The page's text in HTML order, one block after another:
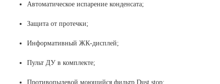
Автоматическое испарение конденсата;
Защита от протечки;
Информативный ЖК-дисплей;
Пульт ДУ в комплекте;
Противопылевой моющийся фильтр Dust stop;